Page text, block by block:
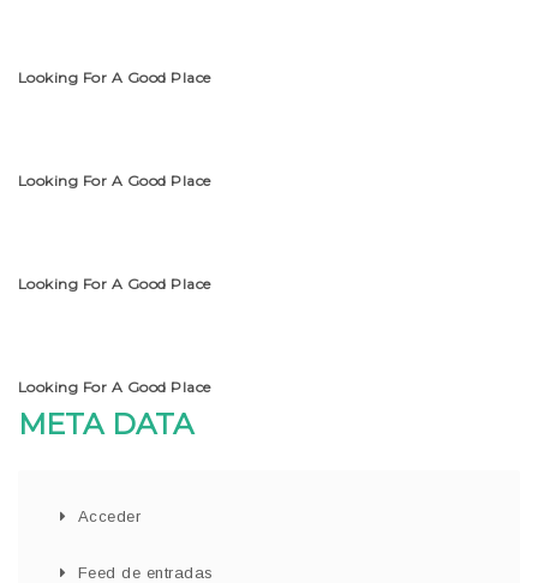
Looking For A Good Place
Looking For A Good Place
Looking For A Good Place
Looking For A Good Place
META DATA
Acceder
Feed de entradas